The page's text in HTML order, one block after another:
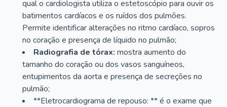
qual o cardiologista utiliza o estetoscópio para ouvir os
batimentos cardíacos e os ruídos dos pulmões.
Permite identificar alterações no ritmo cardíaco, sopros
no coração e presença de líquido no pulmão;
Radiografia de tórax: mostra aumento do
tamanho do coração ou dos vasos sanguíneos,
entupimentos da aorta e presença de secreções no
pulmão;
**Eletrocardiograma de repouso: ** é o exame que